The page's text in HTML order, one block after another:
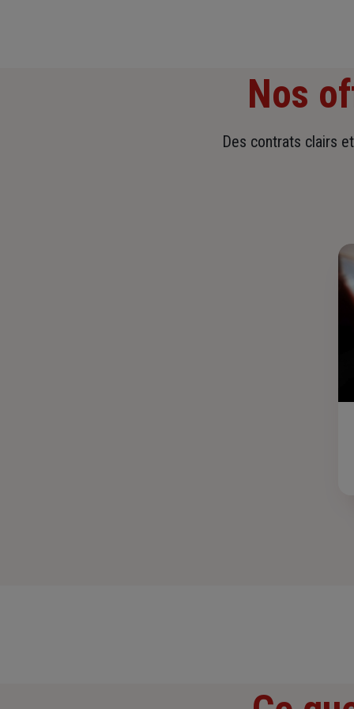
Nos
Des contrats clairs